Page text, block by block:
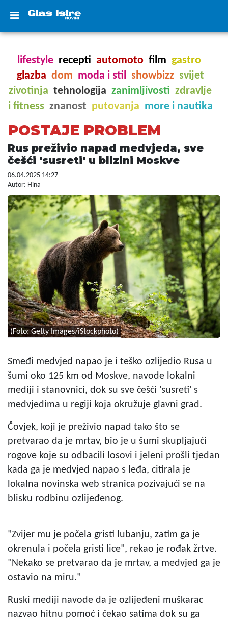
lifestyle recepti automoto film gastro
glazba dom moda i stil showbizz svijet
zivotinja tehnologija zanimljivosti zdravlje
i fitness znanost putovanja more i nautika
POSTAJE PROBLEM
Rus preživio napad medvjeda, sve
češći 'susreti' u blizini Moskve
06.04.2025 14:27
Autor: Hina
(Foto: Getty Images/iStockphoto)
Smeđi medvjed napao je i teško ozlijedio Rusa u
šumi oko 125 km od Moskve, navode lokalni
mediji i stanovnici, dok su sve češći 'susreti' s
medvjedima u regiji koja okružuje glavni grad.
Čovjek, koji je preživio napad tako što se
pretvarao da je mrtav, bio je u šumi skupljajući
rogove koje su odbacili losovi i jeleni prošli tjedan
kada ga je medvjed napao s leđa, citirala je
lokalna novinska web stranica pozivajući se na
blisku rodbinu ozlijeđenog.
"Zvijer mu je počela gristi lubanju, zatim ga je
okrenula i počela gristi lice", rekao je rođak žrtve.
"Nekako se pretvarao da je mrtav, a medvjed ga je
ostavio na miru."
Ruski mediji navode da je ozlijeđeni muškarac
nazvao hitnu pomoć i čekao satima dok su ga